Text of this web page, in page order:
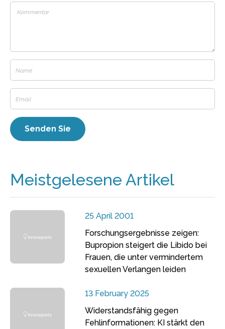
Meistgelesene Artikel
25 April 2001
Forschungsergebnisse zeigen:
Bupropion steigert die Libido bei
Frauen, die unter vermindertem
sexuellen Verlangen leiden
13 February 2025
Widerstandsfähig gegen
Fehlinformationen: KI stärkt den